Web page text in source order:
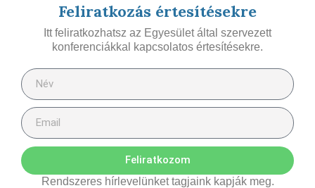
Feliratkozás értesítésekre
Itt feliratkozhatsz az Egyesület által szervezett
konferenciákkal kapcsolatos értesítésekre.
Feliratkozom
Rendszeres hírlevelünket tagjaink kapják meg.